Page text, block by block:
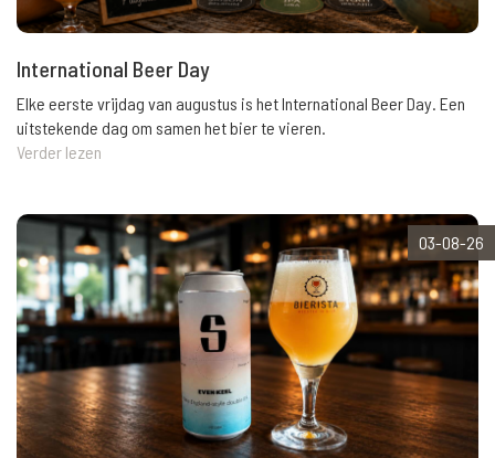
International Beer Day
Elke eerste vrijdag van augustus is het International Beer Day. Een
uitstekende dag om samen het bier te vieren.
Verder lezen
03-08-26